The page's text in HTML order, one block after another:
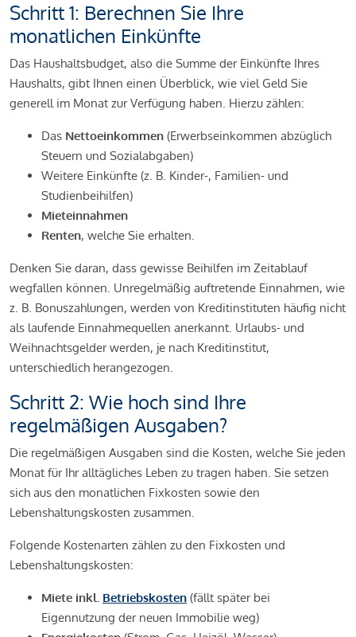
Schritt 1: Berechnen Sie Ihre
monatlichen Einkünfte
Das Haushaltsbudget, also die Summe der Einkünfte Ihres
Haushalts, gibt Ihnen einen Überblick, wie viel Geld Sie
generell im Monat zur Verfügung haben. Hierzu zählen:
Das Nettoeinkommen (Erwerbseinkommen abzüglich
Steuern und Sozialabgaben)
Weitere Einkünfte (z. B. Kinder-, Familien- und
Studienbeihilfen)
Mieteinnahmen
Renten, welche Sie erhalten.
Denken Sie daran, dass gewisse Beihilfen im Zeitablauf
wegfallen können. Unregelmäßig auftretende Einnahmen, wie
z. B. Bonuszahlungen, werden von Kreditinstituten häufig nicht
als laufende Einnahmequellen anerkannt. Urlaubs- und
Weihnachtsgelder werden, je nach Kreditinstitut,
unterschiedlich herangezogen.
Schritt 2: Wie hoch sind Ihre
regelmäßigen Ausgaben?
Die regelmäßigen Ausgaben sind die Kosten, welche Sie jeden
Monat für Ihr alltägliches Leben zu tragen haben. Sie setzen
sich aus den monatlichen Fixkosten sowie den
Lebenshaltungskosten zusammen.
Folgende Kostenarten zählen zu den Fixkosten und
Lebenshaltungskosten:
Miete inkl. Betriebskosten (fällt später bei
Eigennutzung der neuen Immobilie weg)